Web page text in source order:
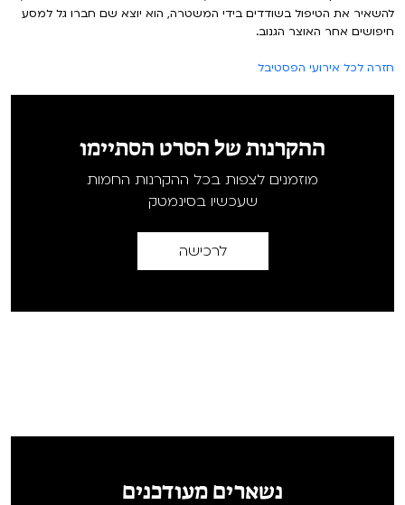
להשאיר את הטיפול בשודדים בידי המשטרה, הוא יוצא שם חברו גל למסע
חיפושים אחר האוצר הגנוב.
חזרה לכל אירועי הפסטיבל
ההקרנות של הסרט הסתיימו
מוזמנים לצפות בכל ההקרנות החמות
שעכשיו בסינמטק
לרכישה
נשארים מעודכנים